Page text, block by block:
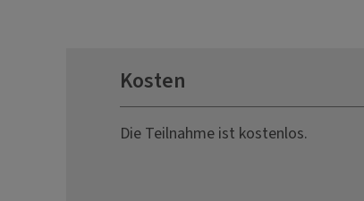
Kosten
Die Teilnahme ist kostenlos.